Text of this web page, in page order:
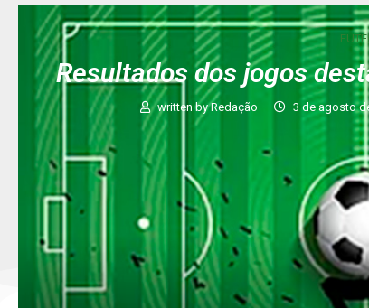
Resultados dos jogos
written byRedação 3 de agosto